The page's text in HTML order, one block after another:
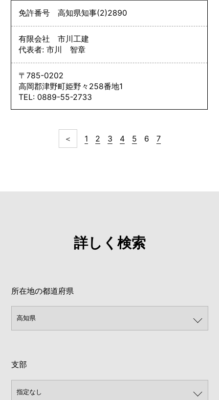
免許番号高知県知事(2)2890
有限会社 市川工建
代表者: 市川 智章
〒785-0202
高岡郡津野町姫野々258番地1
TEL: 0889-55-2733
＜ 1 2 3 4 5 6 7
詳しく検索
所在地の都道府県
支部